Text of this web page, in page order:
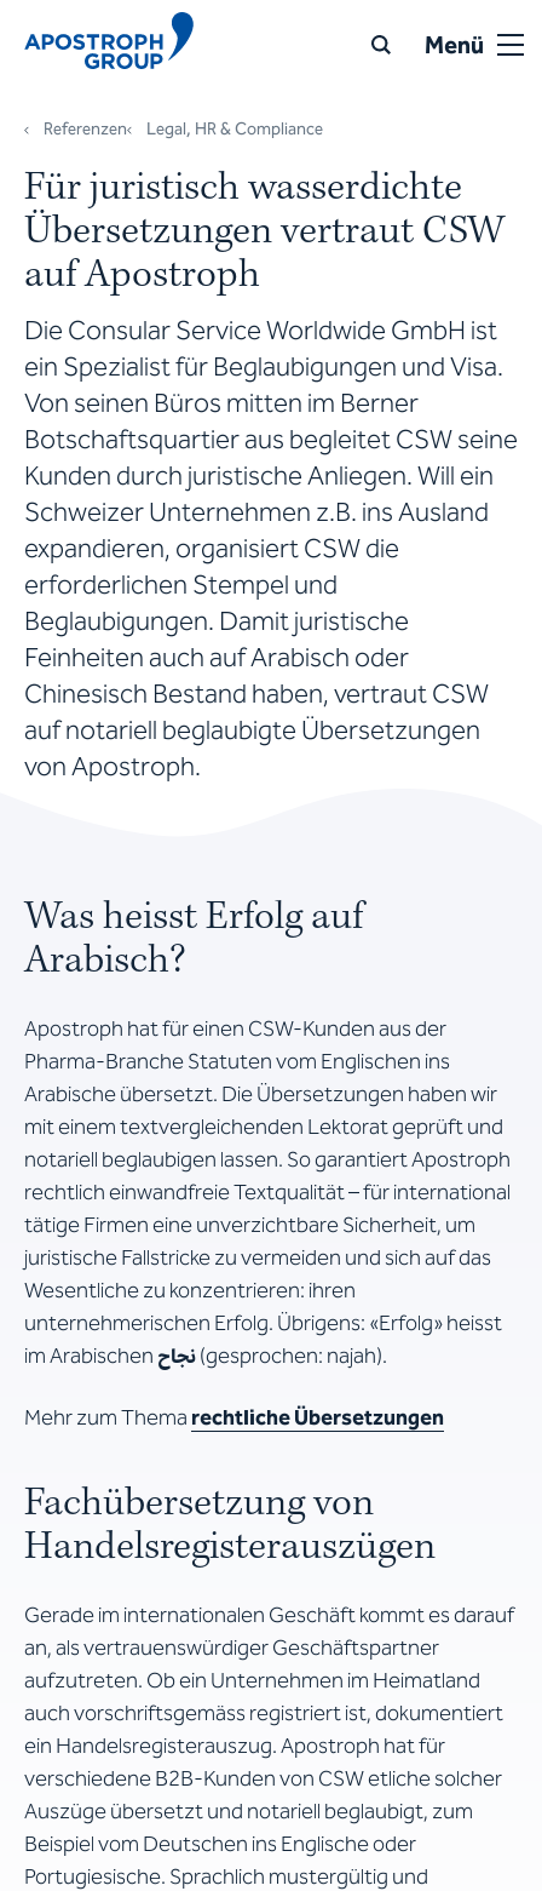
Menü
Referenzen Legal, HR & Compliance
Für juristisch wasserdichte
Übersetzungen vertraut CSW
auf Apostroph
Die Consular Service Worldwide GmbH ist
ein Spezialist für Beglaubigungen und Visa.
Von seinen Büros mitten im Berner
Botschaftsquartier aus begleitet CSW seine
Kunden durch juristische Anliegen. Will ein
Schweizer Unternehmen z.B. ins Ausland
expandieren, organisiert CSW die
erforderlichen Stempel und
Beglaubigungen. Damit juristische
Feinheiten auch auf Arabisch oder
Chinesisch Bestand haben, vertraut CSW
auf notariell beglaubigte Übersetzungen
von Apostroph.
Was heisst Erfolg auf
Arabisch?
Apostroph hat für einen CSW-Kunden aus der
Pharma-Branche Statuten vom Englischen ins
Arabische übersetzt. Die Übersetzungen haben wir
mit einem textvergleichenden Lektorat geprüft und
notariell beglaubigen lassen. So garantiert Apostroph
rechtlich einwandfreie Textqualität – für international
tätige Firmen eine unverzichtbare Sicherheit, um
juristische Fallstricke zu vermeiden und sich auf das
Wesentliche zu konzentrieren: ihren
unternehmerischen Erfolg. Übrigens: «Erfolg» heisst
im Arabischen نجاح(gesprochen: najah).
Mehr zum Thema rechtliche Übersetzungen
Fachübersetzung von
Handelsregisterauszügen
Gerade im internationalen Geschäft kommt es darauf
an, als vertrauenswürdiger Geschäftspartner
aufzutreten. Ob ein Unternehmen im Heimatland
auch vorschriftsgemäss registriert ist, dokumentiert
ein Handelsregisterauszug. Apostroph hat für
verschiedene B2B-Kunden von CSW etliche solcher
Auszüge übersetzt und notariell beglaubigt, zum
Beispiel vom Deutschen ins Englische oder
Portugiesische. Sprachlich mustergültig und